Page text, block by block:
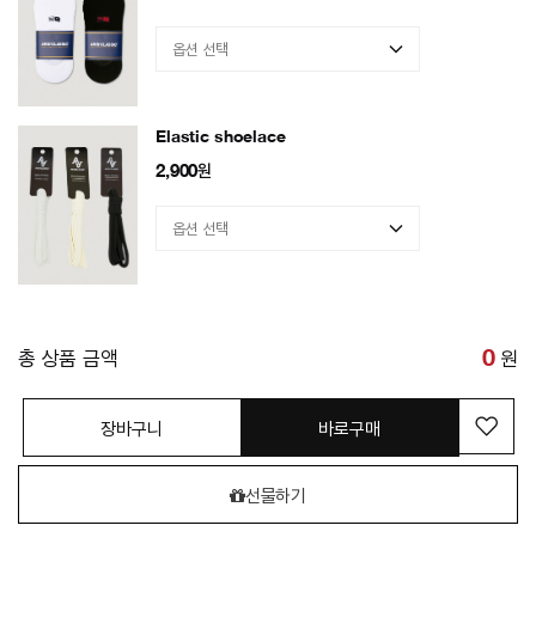
Elastic shoelace
2,900원
총 상품 금액 0 원
장바구니 바로구매
선물하기